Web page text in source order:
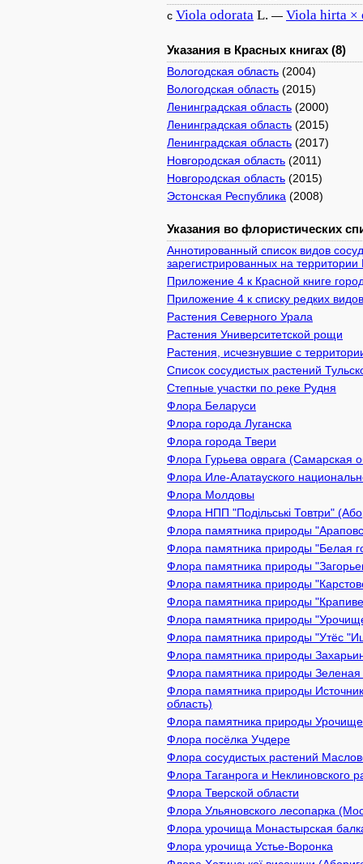
с Viola odorata L. — Viola hirta ×
Указания в Красных книгах (8)
Вологодская область (2004)
Вологодская область (2015)
Ленинградская область (2000)
Ленинградская область (2015)
Ленинградская область (2017)
Новгородская область (2011)
Новгородская область (2015)
Эстонская Республика (2008)
Указания во флористических
Аннотированный список видов
зарегистрированных на
Приложение 4 к Красной книге
Приложение 4 к списку редких
Растения Северного Урала
Растения Университетской рощи
Растения, исчезнувшие с
Список сосудистых растений
Степные участки по реке Рудня
Флора Беларуси
Флора города Луганска
Флора города Твери
Флора Гурьева оврага (Самарская
Флора Иле-Алатауского
Флора Молдовы
Флора НПП "Подільські Товтри"
Флора памятника природы
Флора памятника природы "Белая
Флора памятника природы
Флора памятника природы
Флора памятника природы
Флора памятника природы
Флора памятника природы "Утёс
Флора памятника природы
Флора памятника природы Зеленая
Флора памятника природы
область)
Флора памятника природы
Флора посёлка Учдере
Флора сосудистых растений
Флора Таганрога и Неклиновского
Флора Тверской области
Флора Ульяновского лесопарка
Флора урочища Монастырская
Флора урочища Устье-Воронка